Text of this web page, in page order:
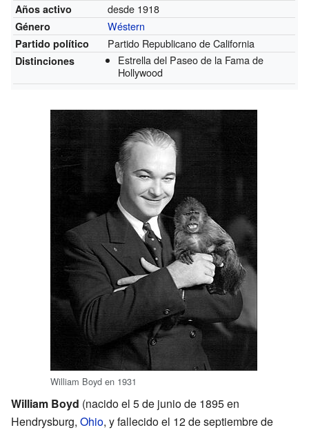
Años activo desde 1918
Género Wéstern
Partido político Partido Republicano de California
Distinciones
Estrella del Paseo de la Fama de
Hollywood
William Boyd en 1931
William Boyd (nacido el 5 de junio de 1895 en
Hendrysburg, Ohio, y fallecido el 12 de septiembre de